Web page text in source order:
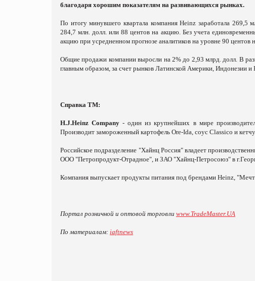
благодаря хорошим показателям на развивающихся рынках.
По итогу минувшего квартала компания Heinz заработала 269,5
284,7 млн. долл. или 88 центов на акцию. Без учета
акцию при усредненном прогнозе аналитиков на уровне 90 центов
Общие продажи компании выросли на 2% до 2,93 млрд. долл. В
главным образом, за счет рынков Латинской Америки, Индонезии и
Справка ТМ:
H.J.Heinz Company - один из крупнейших в мире
Производит замороженный картофель Ore-Ida, соус Classico и
Российское подразделение "Хайнц Россия" владеет
ООО "Петропродукт-Отрадное", и ЗАО "Хайнц-Петросоюз" в
Компания выпускает продукты питания под брендами Heinz,
Портал розничной и оптовой торговли www.TradeMaster.UA
По материалам: iaftnews